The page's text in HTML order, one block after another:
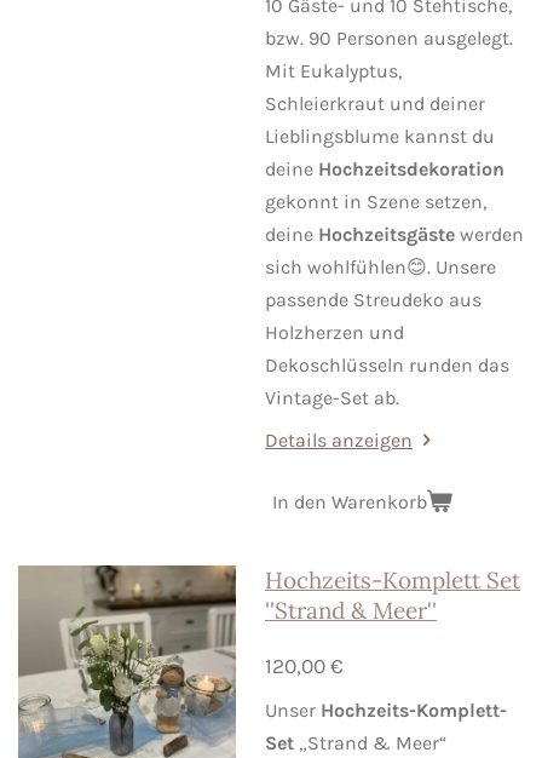
10 Gäste- und 10 Stehtische,
bzw. 90 Personen ausgelegt.
Mit Eukalyptus,
Schleierkraut und deiner
Lieblingsblume kannst du
deine Hochzeitsdekoration
gekonnt in Szene setzen,
deine Hochzeitsgäste werden
sich wohlfühlen😊. Unsere
passende Streudeko aus
Holzherzen und
Dekoschlüsseln runden das
Vintage-Set ab.
Details anzeigen
In den Warenkorb
Hochzeits-Komplett Set
''Strand & Meer''
120,00 €
Unser Hochzeits-Komplett-
Set „Strand & Meer“